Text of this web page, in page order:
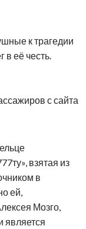
к трагедии
в её честь.
с сайта
взятая из
в
ей,
Мозго,
является